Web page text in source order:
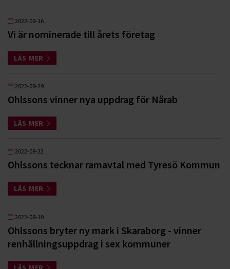
2022-09-16
Vi är nominerade till årets företag
LÄS MER
2022-08-29
Ohlssons vinner nya uppdrag för Nårab
LÄS MER
2022-08-22
Ohlssons tecknar ramavtal med Tyresö Kommun
LÄS MER
2022-08-10
Ohlssons bryter ny mark i Skaraborg - vinner
renhållningsuppdrag i sex kommuner